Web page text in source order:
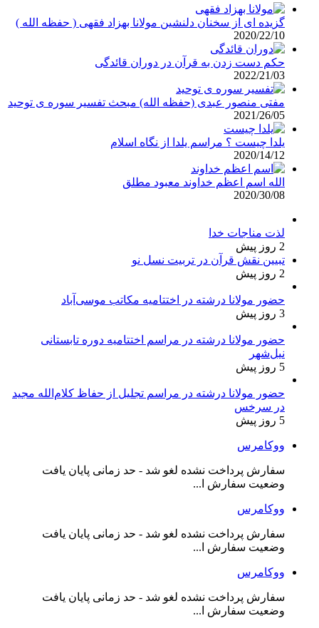
گزیده ای از سخنان دلنشین مولانا بهزاد فقهی ( حفظه الله )
2020/22/10
حکم دست زدن به قرآن در دوران قائدگی
2022/21/03
مفتی منصور عبدی (حفظه الله) مبحث تفسیر سوره ی توحید
2021/26/05
یلدا چیست ؟ مراسم یلدا از نگاه اسلام
2020/14/12
الله اسم اعظم خداوند معبود مطلق
2020/30/08
لذت مناجات خدا
2 روز پیش
تبیین نقش قرآن در تربیت نسل نو
2 روز پیش
حضور مولانا درشته در اختتامیه مکاتب موسی‌آباد
3 روز پیش
حضور مولانا درشته در مراسم اختتامیه دوره تابستانی
نیل‌شهر
5 روز پیش
حضور مولانا درشته در مراسم تجلیل از حفاظ کلام‌الله مجید
در سرخس
5 روز پیش
ووکامرس
سفارش پرداخت نشده لغو شد - حد زمانی پایان یافت
وضعیت سفارش ا...
ووکامرس
سفارش پرداخت نشده لغو شد - حد زمانی پایان یافت
وضعیت سفارش ا...
ووکامرس
سفارش پرداخت نشده لغو شد - حد زمانی پایان یافت
وضعیت سفارش ا...